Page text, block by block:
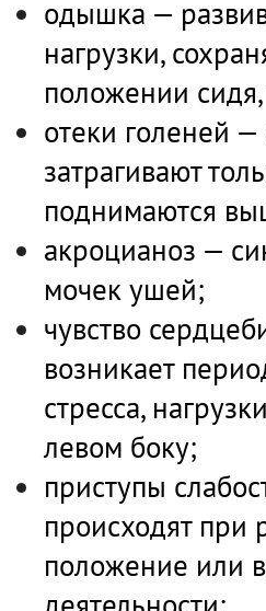
одышка —
нагрузки,
положении
отеки голеней
затрагивают
поднимаются
акроцианоз —
мочек ушей;
чувство
возникает
стресса,
левом боку;
приступы
происходят при
положение или